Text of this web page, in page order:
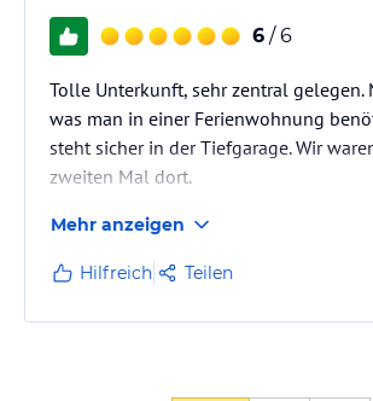
6 / 6
Tolle Unterkunft, sehr zentral gelegen.
was man in einer Ferienwohnung
steht sicher in der Tiefgarage. Wir
zweiten Mal dort.
Mehr anzeigen
Hilfreich Teilen